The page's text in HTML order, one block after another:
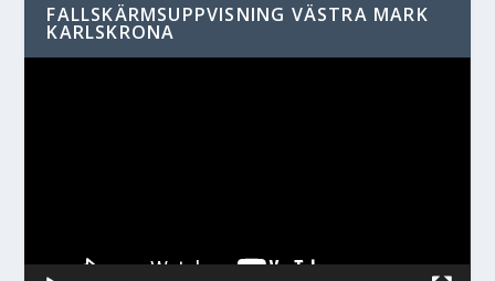
FALLSKÄRMSUPPVISNING VÄSTRA MARK
KARLSKRONA